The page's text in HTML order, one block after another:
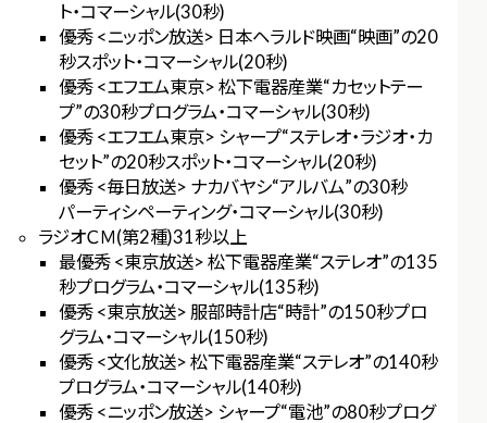
ト・コマーシャル(30秒)
優秀 <ニッポン放送> 日本ヘラルド映画“映画”の20
秒スポット・コマーシャル(20秒)
優秀 <エフエム東京> 松下電器産業“カセットテー
プ”の30秒プログラム・コマーシャル(30秒)
優秀 <エフエム東京> シャープ“ステレオ・ラジオ・カ
セット”の20秒スポット・コマーシャル(20秒)
優秀 <毎日放送> ナカバヤシ“アルバム”の30秒
パーティシペーティング・コマーシャル(30秒)
ラジオＣＭ(第2種)31秒以上
最優秀 <東京放送> 松下電器産業“ステレオ”の135
秒プログラム・コマーシャル(135秒)
優秀 <東京放送> 服部時計店“時計”の150秒プロ
グラム・コマーシャル(150秒)
優秀 <文化放送> 松下電器産業“ステレオ”の140秒
プログラム・コマーシャル(140秒)
優秀 <ニッポン放送> シャープ“電池”の80秒プログ